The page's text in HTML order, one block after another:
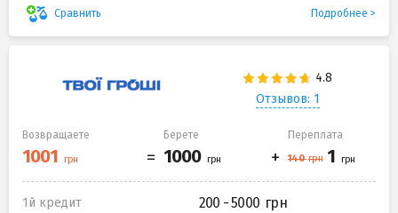
Сравнить Подробнее
Отзывов: 1
Возвращаете Берете Переплата
1й кредит 200 - 5000